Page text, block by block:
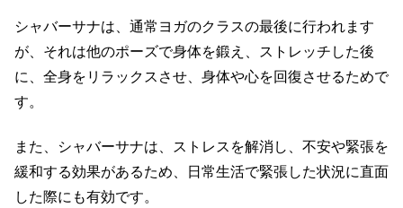
シャバーサナは、通常ヨガのクラスの最後に行われます
が、それは他のポーズで身体を鍛え、ストレッチした後
に、全身をリラックスさせ、身体や心を回復させるためで
す。
また、シャバーサナは、ストレスを解消し、不安や緊張を
緩和する効果があるため、日常生活で緊張した状況に直面
した際にも有効です。